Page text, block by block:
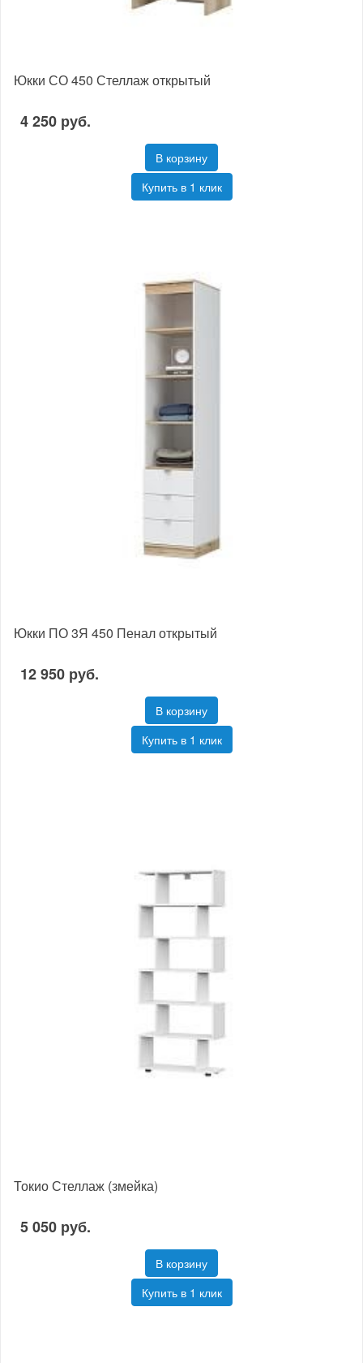
Юкки СО 450 Стеллаж открытый
4 250 руб.
В корзину
Купить в 1 клик
Юкки ПО 3Я 450 Пенал открытый
12 950 руб.
В корзину
Купить в 1 клик
Токио Стеллаж (змейка)
5 050 руб.
В корзину
Купить в 1 клик